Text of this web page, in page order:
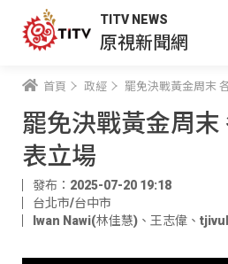
TITV NEWS
原視新聞網
首頁 政經 罷免決戰黃金周末
罷免決戰黃金周
表立場
發布：2025-07-20 19:18
台北市/台中市
Iwan Nawi(林佳慧) 、 王志偉 、